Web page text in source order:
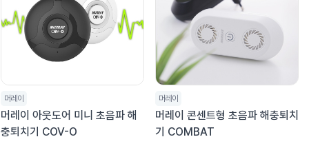
머레이
머레이 아웃도어 미니 초음파 해
충퇴치기 COV-O
머레이
머레이 콘센트형 초음파 해충퇴치
기 COMBAT